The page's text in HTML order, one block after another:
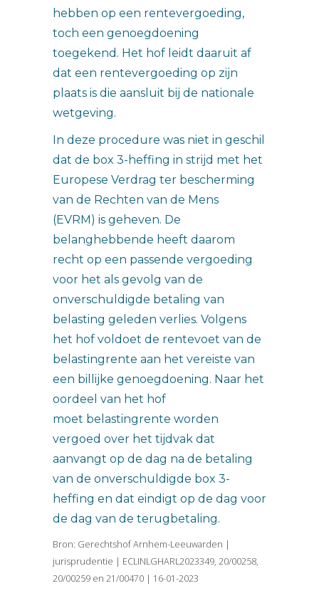
hebben op een rentevergoeding,
toch een genoegdoening
toegekend. Het hof leidt daaruit af
dat een rentevergoeding op zijn
plaats is die aansluit bij de nationale
wetgeving.
In deze procedure was niet in geschil
dat de box 3-heffing in strijd met het
Europese Verdrag ter bescherming
van de Rechten van de Mens
(EVRM) is geheven. De
belanghebbende heeft daarom
recht op een passende vergoeding
voor het als gevolg van de
onverschuldigde betaling van
belasting geleden verlies. Volgens
het hof voldoet de rentevoet van de
belastingrente aan het vereiste van
een billijke genoegdoening. Naar het
oordeel van het hof
moet belastingrente worden
vergoed over het tijdvak dat
aanvangt op de dag na de betaling
van de onverschuldigde box 3-
heffing en dat eindigt op de dag voor
de dag van de terugbetaling.
Bron: Gerechtshof Arnhem-Leeuwarden |
jurisprudentie | ECLINLGHARL2023349, 20/00258,
20/00259 en 21/00470 | 16-01-2023